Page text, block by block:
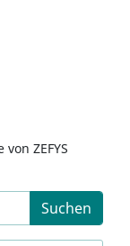
ZEFYS
Suchen